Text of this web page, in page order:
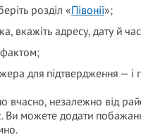
розділ «Півонії»;
вкажіть адресу, дату й
фактом;
для підтвердження — і
вчасно, незалежно від
Ви можете додати